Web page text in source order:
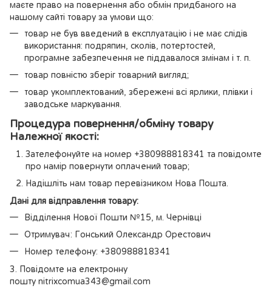
маєте право на повернення або обмін придбаного на
нашому сайті товару за умови що:
товар не був введений в експлуатацію і не має слідів
використання: подряпин, сколів, потертостей,
програмне забезпечення не піддавалося змінам і т. п.
товар повністю зберіг товарний вигляд;
товар укомплектований, збережені всі ярлики, плівки і
заводське маркування.
Процедура повернення/обміну товару
Належної якості:
Зателефонуйте на номер +380988818341 та повідомте
про намір повернути оплачений товар;
Надішліть нам товар перевізником Нова Пошта.
Дані для відправлення товару:
Відділення Нової Пошти №15, м. Чернівці
Отримувач: Гонський Олександр Орестович
Номер телефону: +380988818341
3. Повідомте на електронну
пошту nitrixcomua343@gmail.com